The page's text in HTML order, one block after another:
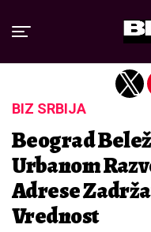
BIZ SRBIJA
Beograd
Urbanom
Adrese
Vrednost
Exit